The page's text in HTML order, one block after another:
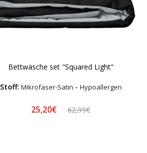
Bettwäsche set "Squared Light"
Stoff: Mikrofaser-Satin – Hypoallergen
25,20€ 62,99€